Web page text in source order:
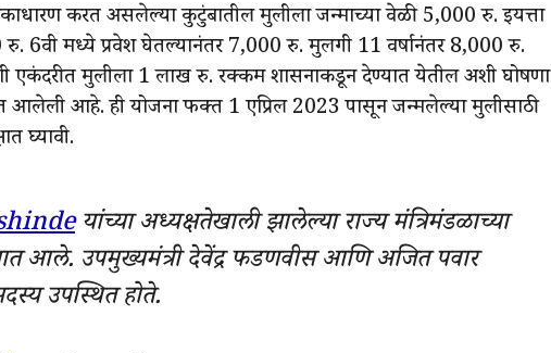
करत असलेल्या कुटुंबातील मुलीला जन्माच्या वेळी 5,000 रु. इयत्ता
6वी मध्ये प्रवेश घेतल्यानंतर 7,000 रु. मुलगी 11 वर्षानंतर 8,000 रु.
एकंदरीत मुलीला 1 लाख रु. रक्कम शासनाकडून देण्यात येतील अशी घोषणा
आलेली आहे. ही योजना फक्त 1 एप्रिल 2023 पासून जन्मलेल्या मुलीसाठी
घ्यावी.
यांच्या अध्यक्षतेखाली झालेल्या राज्य मंत्रिमंडळाच्या
आले. उपमुख्यमंत्री देवेंद्र फडणवीस आणि अजित पवार
उपस्थित होते.